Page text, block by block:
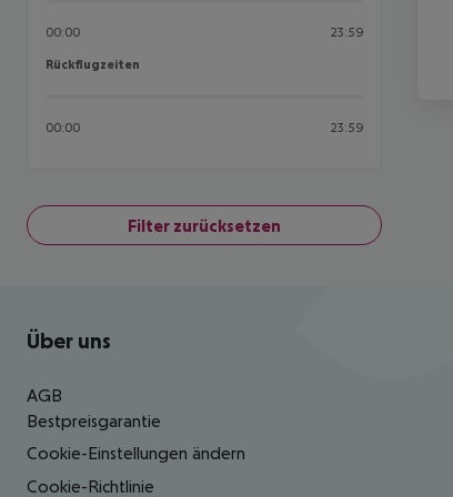
00:00 23:59
Rückflugzeiten
Rückflugzeiten
00:00 23:59
Filter zurücksetzen
Footer navigation
Über uns
AGB
Bestpreisgarantie
Cookie-Einstellungen ändern
Cookie-Richtlinie